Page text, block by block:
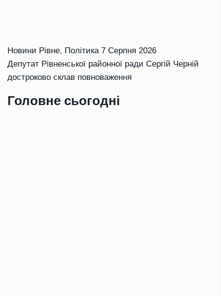
Новини Рівне, Політика 7 Серпня 2026
Депутат Рівненської районної ради Сергій Черній
достроково склав повноваження
Головне сьогодні